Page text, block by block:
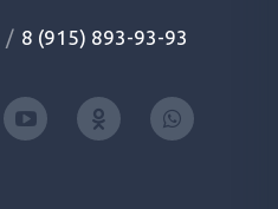
/ 8 (915) 893-93-93